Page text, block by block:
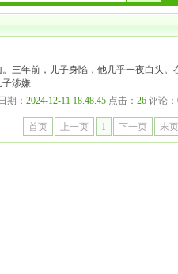
三年前，儿子身陷，他几乎一夜白头
子涉嫌…
日期： 2024-12-11 18.48.45 点击： 26 评论：
首页 上一页 1 下一页 末页